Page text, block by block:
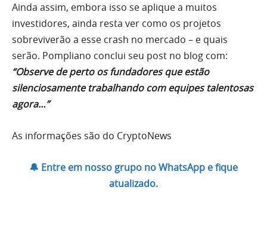
Ainda assim, embora isso se aplique a muitos
investidores, ainda resta ver como os projetos
sobreviverão a esse crash no mercado – e quais
serão. Pompliano conclui seu post no blog com:
“Observe de perto os fundadores que estão
silenciosamente trabalhando com equipes talentosas
agora…”
As informações são do CryptoNews
🔔 Entre em nosso grupo no WhatsApp e fique
atualizado.